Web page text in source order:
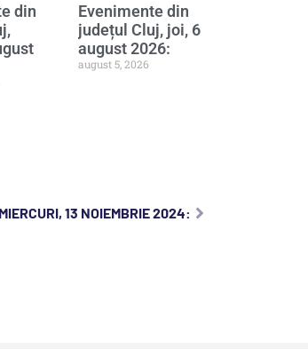
din
Evenimente din
județul Cluj, joi, 6
august 2026:
august 5, 2026
13 NOIEMBRIE 2024: